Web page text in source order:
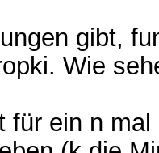
gibt,
Wie
für ein n